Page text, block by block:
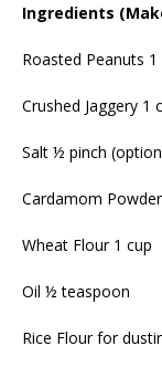
Ingredients
Roasted Peanuts 1
Crushed Jaggery 1
Salt ½ pinch
Cardamom
Wheat Flour 1 cup
Oil ½ teaspoon
Rice Flour for